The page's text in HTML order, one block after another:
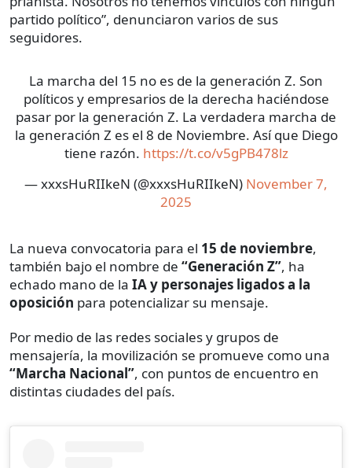
partido político”, denunciaron varios de sus
seguidores.
La marcha del 15 no es de la generación Z. Son
políticos y empresarios de la derecha haciéndose
pasar por la generación Z. La verdadera marcha de
la generación Z es el 8 de Noviembre. Así que Diego
tiene razón. https://t.co/v5gPB478lz
— xxxsHuRIIkeN (@xxxsHuRIIkeN) November 7,
2025
La nueva convocatoria para el 15 de noviembre,
también bajo el nombre de “Generación Z”, ha
echado mano de la IA y personajes ligados a la
oposición para potencializar su mensaje.
Por medio de las redes sociales y grupos de
mensajería, la movilización se promueve como una
“Marcha Nacional”, con puntos de encuentro en
distintas ciudades del país.